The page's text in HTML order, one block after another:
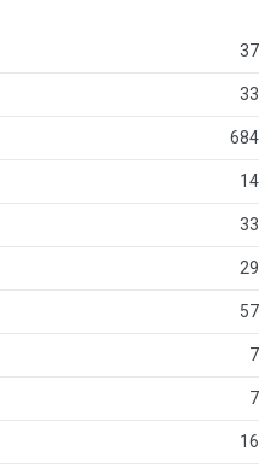
37
33
684
14
33
29
57
7
7
16